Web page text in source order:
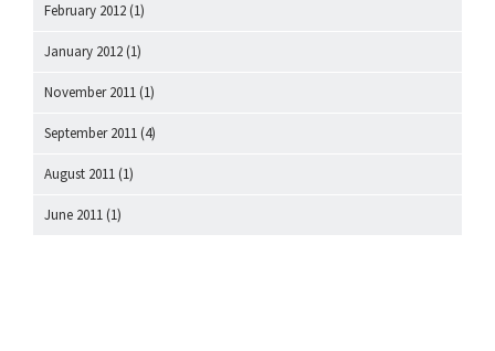
February 2012 (1)
January 2012 (1)
November 2011 (1)
September 2011 (4)
August 2011 (1)
June 2011 (1)